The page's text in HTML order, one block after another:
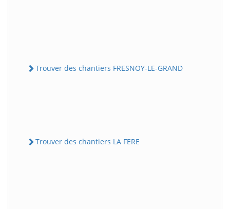
Trouver des chantiers FRESNOY-LE-GRAND
Trouver des chantiers LA FERE